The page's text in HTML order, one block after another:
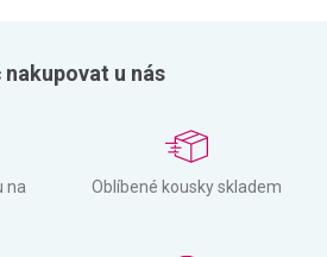
nakupovat u nás
na
Oblíbené kousky skladem